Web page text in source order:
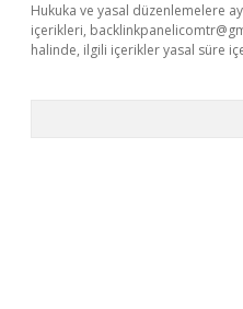
Hukuka ve yasal düzenlemelere
içerikleri,
halinde, ilgili içerikler yasal süre